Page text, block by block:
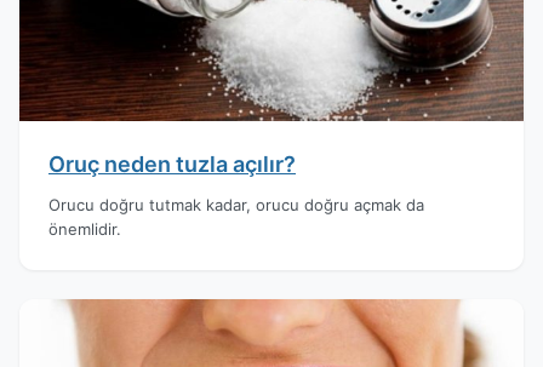
Oruç neden tuzla açılır?
Orucu doğru tutmak kadar, orucu doğru açmak da
önemlidir.